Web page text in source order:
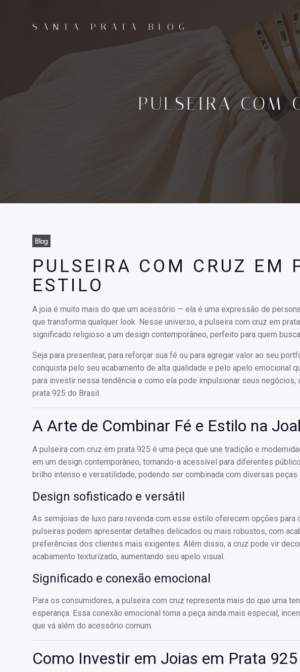
SANTA PRATA BLOG
PULSEIRA COM
Blog
PULSEIRA COM CRUZ EM
ESTILO
A joia é muito mais do que um acessório — ela é uma expressão de
que transforma qualquer look. Nesse universo, a pulseira com cruz em
significado religioso a um design contemporâneo, perfeito para quem
Seja para presentear, para reforçar sua fé ou para agregar valor ao seu
conquista pelo seu acabamento de alta qualidade e pelo apelo emocional
para investir nessa tendência e como ela pode impulsionar seus
prata 925 do Brasil.
A Arte de Combinar Fé e Estilo na
A pulseira com cruz em prata 925 é uma peça que une tradição e
em um design contemporâneo, tornando-a acessível para diferentes
brilho intenso e versatilidade, podendo ser combinada com diversas
Design sofisticado e versátil
As semijoias de luxo para revenda com esse estilo oferecem opções
pulseiras podem apresentar detalhes delicados ou mais robustos, com
preferências dos clientes mais exigentes. Além disso, a cruz pode vir
acabamento texturizado, aumentando seu apelo visual.
Significado e conexão emocional
Para os consumidores, a pulseira com cruz representa mais do que uma
esperança. Essa conexão emocional torna a peça ainda mais especial,
que vá além do acessório comum.
Como Investir em Joias em Prata